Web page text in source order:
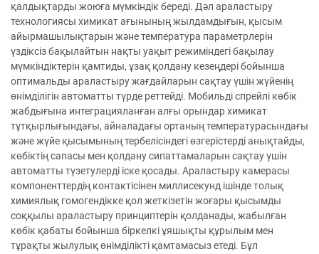
қалдықтарды жоюға мүмкіндік береді. Дәл араластыру
технологиясы химикат ағынының жылдамдығын, қысым
айырмашылықтарын және температура параметрлерін
үздіксіз бақылайтын нақты уақыт режиміндегі бақылау
мүмкіндіктерін қамтиды, ұзақ қолдану кезеңдері бойынша
оптимальды араластыру жағдайларын сақтау үшін жүйенің
өнімділігін автоматты түрде реттейді. Мобильді спрейлі көбік
жабдығына интеграцияланған алғы орындар химикат
тұтқырлығындағы, айналадағы ортаның температурасындағы
және жүйе қысымының тербелісіндегі өзгерістерді анықтайды,
көбіктің сапасы мен қолдану сипаттамаларын сақтау үшін
автоматты түзетулерді іске қосады. Араластыру камерасы
компоненттердің контактісінен миллисекунд ішінде толық
химиялық гомогендікке қол жеткізетін жоғары қысымды
соққылы араластыру принциптерін қолданады, жабылған
көбік қабаты бойынша біркелкі ұяшықты құрылым мен
тұрақты жылулық өнімділікті қамтамасыз етеді. Бұл